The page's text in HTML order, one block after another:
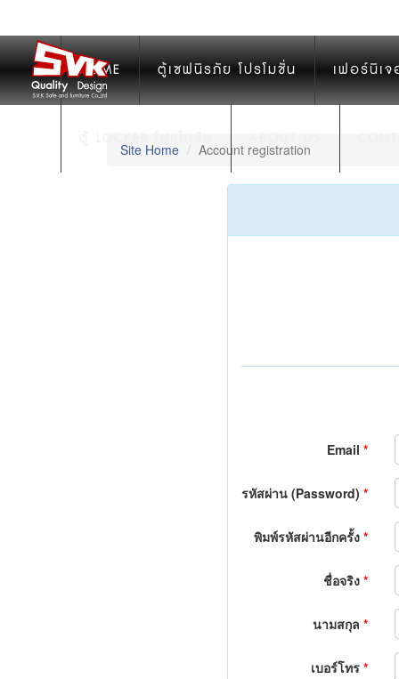
HOME ตู้เซฟนิรภัย โปรโมชั่น เฟอร์นิเ
Site Home Account registration
Email *
รหัสผ่าน (Password) *
พิมพ์รหัสผ่านอีกครั้ง *
ชื่อจริง *
นามสกุล *
เบอร์โทร *